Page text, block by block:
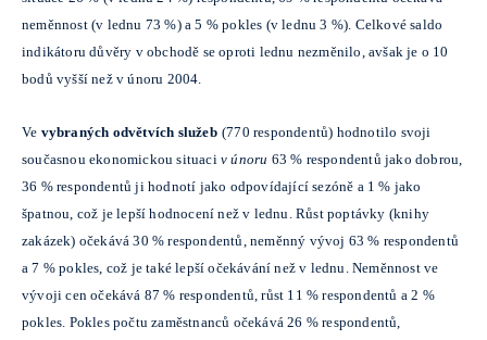
neměnnost (v lednu 73 %) a 5 % pokles (v lednu 3 %). Celkové saldo
indikátoru důvěry v obchodě se oproti lednu nezměnilo, avšak je o 10
bodů vyšší než v únoru 2004.
Ve vybraných odvětvích služeb (770 respondentů) hodnotilo svoji
současnou ekonomickou situaci v únoru 63 % respondentů jako dobrou,
36 % respondentů ji hodnotí jako odpovídající sezóně a 1 % jako
špatnou, což je lepší hodnocení než v lednu. Růst poptávky (knihy
zakázek) očekává 30 % respondentů, neměnný vývoj 63 % respondentů
a 7 % pokles, což je také lepší očekávání než v lednu. Neměnnost ve
vývoji cen očekává 87 % respondentů, růst 11 % respondentů a 2 %
pokles. Pokles počtu zaměstnanců očekává 26 % respondentů,